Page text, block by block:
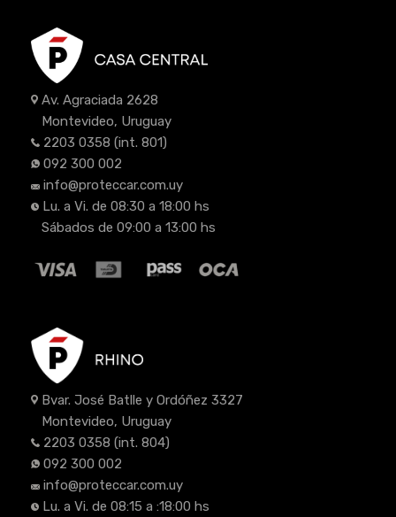
Av. Agraciada 2628
Montevideo, Uruguay
2203 0358 (int. 801)
092 300 002
info@proteccar.com.uy
Lu. a Vi. de 08:30 a 18:00 hs
Sábados de 09:00 a 13:00 hs
Bvar. José Batlle y Ordóñez 3327
Montevideo, Uruguay
2203 0358 (int. 804)
092 300 002
info@proteccar.com.uy
Lu. a Vi. de 08:15 a :18:00 hs